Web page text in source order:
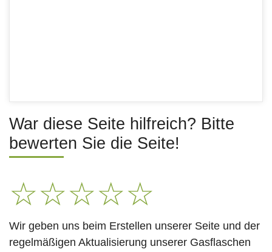
War diese Seite hilfreich? Bitte
bewerten Sie die Seite!
☆☆☆☆☆
Wir geben uns beim Erstellen unserer Seite und der
regelmäßigen Aktualisierung unserer Gasflaschen